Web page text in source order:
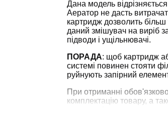
Дана модель
Аератор не дасть
картридж дозволить
даний змішувач на виріб
підводи і ущільнювачі.
ПОРАДА: щоб картридж
системі повинен стояти
руйнують запірний
При отриманні
комплектацію товару, а